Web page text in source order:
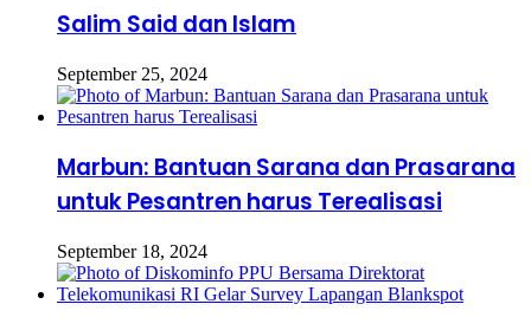
Salim Said dan Islam
September 25, 2024
Marbun: Bantuan Sarana dan Prasarana
untuk Pesantren harus Terealisasi
September 18, 2024